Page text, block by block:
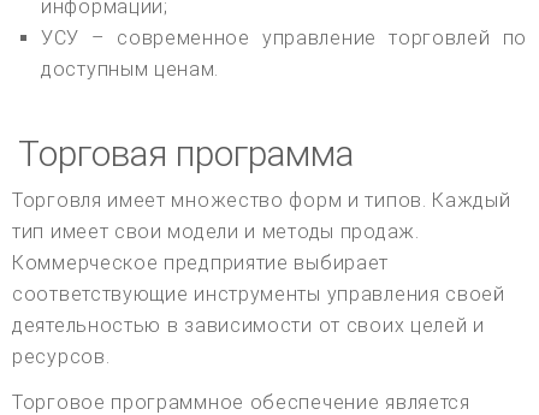
информации;
УСУ – современное управление торговлей по
доступным ценам.
Торговая программа
Торговля имеет множество форм и типов. Каждый
тип имеет свои модели и методы продаж.
Коммерческое предприятие выбирает
соответствующие инструменты управления своей
деятельностью в зависимости от своих целей и
ресурсов.
Торговое программное обеспечение является